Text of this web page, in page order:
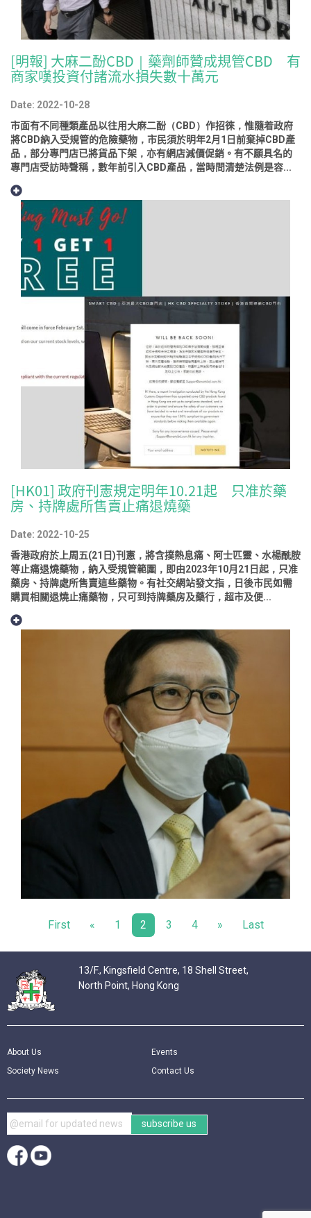
[明報] 大麻二酚CBD｜藥劑師贊成規管CBD 有
商家嘆投資付諸流水損失數十萬元
Date: 2022-10-28
市面有不同種類產品以往用大麻二酚（CBD）作招徠，惟隨着政府
將CBD納入受規管的危險藥物，市民須於明年2月1日前棄掉CBD產
品，部分專門店已將貨品下架，亦有網店減價促銷。有不願具名的
專門店受訪時聲稱，數年前引入CBD產品，當時問清楚法例是容...
[HK01] 政府刊憲規定明年10.21起 只准於藥
房、持牌處所售賣止痛退燒藥
Date: 2022-10-25
香港政府於上周五(21日)刊憲，將含撲熱息痛、阿士匹靈、水楊酰胺
等止痛退燒藥物，納入受規管範圍，即由2023年10月21日起，只准
藥房、持牌處所售賣這些藥物。有社交網站發文指，日後市民如需
購買相關退燒止痛藥物，只可到持牌藥房及藥行，超市及便...
First « 1 2 3 4 » Last
13/F., Kingsfield Centre, 18 Shell Street,
North Point, Hong Kong
About Us
Society News
Events
Contact Us
subscribe us